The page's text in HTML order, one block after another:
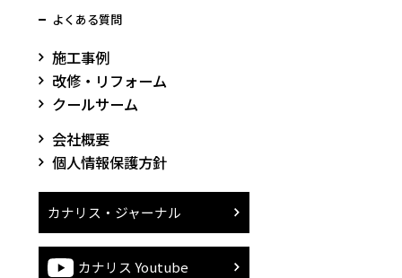
よくある質問
施工事例
改修・リフォーム
クールサーム
会社概要
個人情報保護方針
カナリス・ジャーナル
カナリス Youtube